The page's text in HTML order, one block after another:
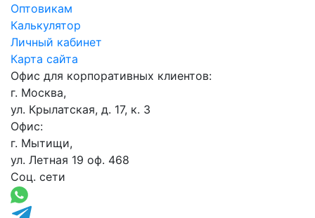
Оптовикам
Калькулятор
Личный кабинет
Карта сайта
Офис для корпоративных клиентов:
г. Москва,
ул. Крылатская, д. 17, к. 3
Офис:
г. Мытищи,
ул. Летная 19 оф. 468
Соц. сети